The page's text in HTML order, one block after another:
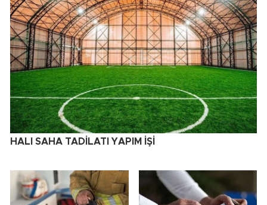
HALI SAHA TADİLATI YAPIM İŞİ